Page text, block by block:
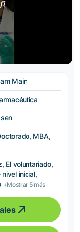
Main
MBA,
El voluntariado,
nivel inicial,
+Mostrar 5 más